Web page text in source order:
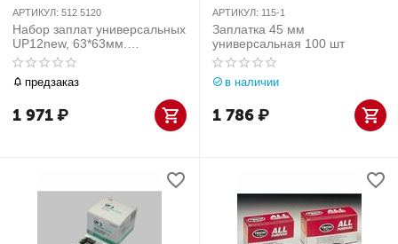
АРТИКУЛ: 512 5120
Набор заплат универсальных
UP12new, 63*63мм.
(усиленный резиновый слой),
30шт
предзаказ
1 971₽
АРТИКУЛ: 115-1
Заплатка 45 мм
универсальная 100 шт
в наличии
1 786₽